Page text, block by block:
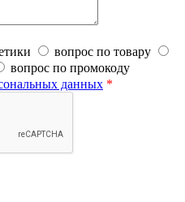
вопрос по товару
вопрос по промокоду
данных *